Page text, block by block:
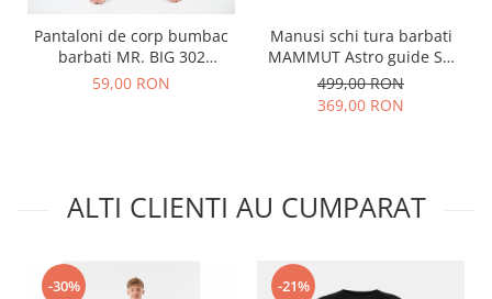
Pantaloni de corp bumbac
barbati MR. BIG 302
bleumarin
59,00 RON
Manusi schi tura barbati
MAMMUT Astro guide SO
negru
499,00 RON
369,00 RON
ALTI CLIENTI AU CUMPARAT
-30% -21%